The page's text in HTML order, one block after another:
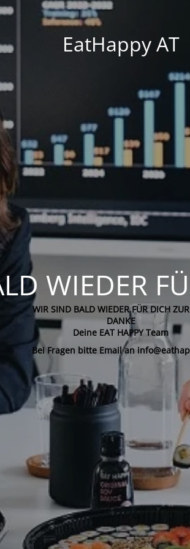
EatHappy AT
WIEDER
WIR SIND BALD WIEDER FÜR DICH
DANKE
Deine EAT HAPPY Team
Bei Fragen bitte Email an